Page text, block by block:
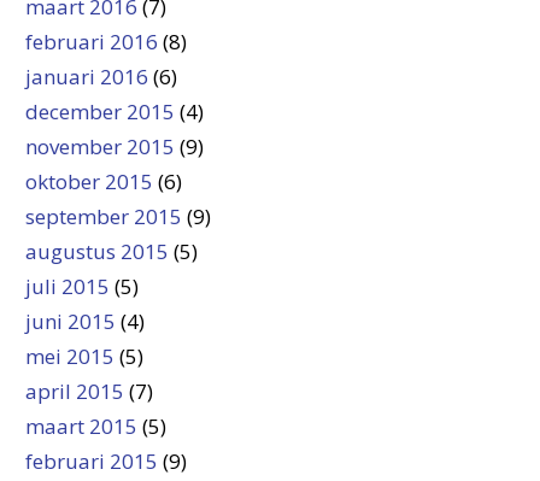
maart 2016 (7)
februari 2016 (8)
januari 2016 (6)
december 2015 (4)
november 2015 (9)
oktober 2015 (6)
september 2015 (9)
augustus 2015 (5)
juli 2015 (5)
juni 2015 (4)
mei 2015 (5)
april 2015 (7)
maart 2015 (5)
februari 2015 (9)